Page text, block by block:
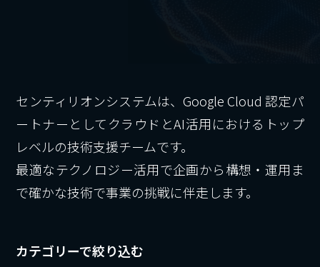
センティリオンシステムは、Google Cloud 認定パ
ートナーとしてクラウドとAI活用におけるトップ
レベルの技術支援チームです。
最適なテクノロジー活用で企画から構想・運用ま
で確かな技術で事業の挑戦に伴走します。
カテゴリーで絞り込む